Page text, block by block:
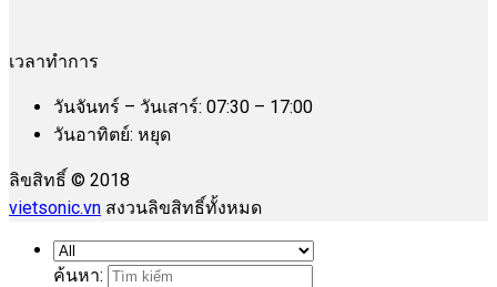
เวลาทำการ
วันจันทร์ – วันเสาร์: 07:30 – 17:00
วันอาทิตย์: หยุด
ลิขสิทธิ์ © 2018
vietsonic.vn สงวนลิขสิทธิ์ทั้งหมด
ค้นหา: